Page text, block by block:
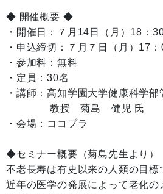
◆ 開催概要 ◆
・開催日：７月14日（月）18：
・申込締切：７月７日（月）17
・参加料：無料
・定員：30名
・講師：高知学園大学健康科学
教授 菊島 健児 氏
・会場：ココプラ
◆セミナー概要（菊島先生より）
不老長寿は有史以来の人類の目標
近年の医学の発展によって老化の